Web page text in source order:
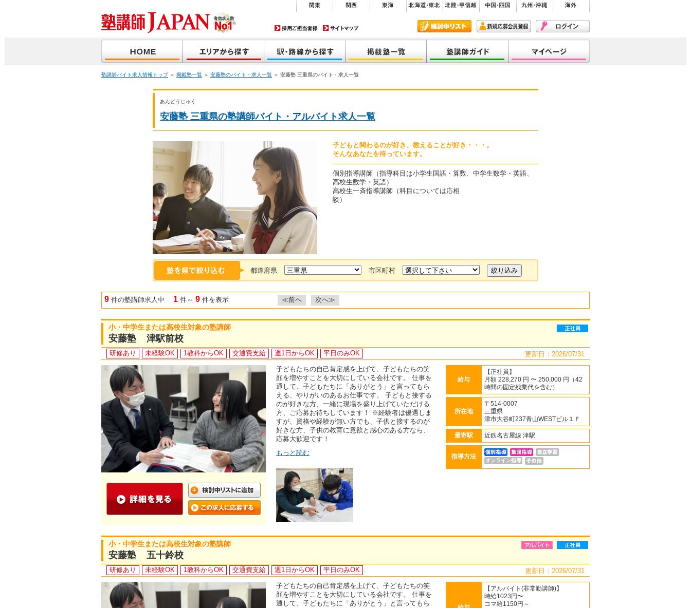
塾講師バイト求人情報トップ＞ 掲載塾一覧 ＞ 安藤塾のバイト・求人一覧 ＞ 安藤塾 三重県のバイト・求人一覧
あんどうじゅく
安藤塾 三重県の塾講師バイト・アルバイト求人一覧
子どもと関わるのが好き、教えることが好き・・・。
そんなあなたを待っています。
個別指導講師（指導科目は小学生国語・算数、中学生数学・英語、
高校生数学・英語）
高校生一斉指導講師（科目については応相
談）
都道府県 市区町村
9 件の塾講師求人中 1 件～ 9 件を表示 ≪前へ 次へ≫
小・中学生または高校生対象の塾講師
安藤塾 津駅前校
研修あり 未経験OK 1教科からOK 交通費支給 週1日からOK 平日のみOK
更新日：2026/07/31
子どもたちの自己肯定感を上げて、子どもたちの笑
顔を増やすことを大切にしている会社です。 仕事を
通して、子どもたちに「ありがとう」と言ってもら
える、やりがいのあるお仕事です。 子どもと接する
のが好きな方、一緒に現場を盛り上げていただける
方、ご応募お待ちしています！ ※経験者は優遇しま
すが、資格や経験が無い方でも、子供と接するのが
好きな方、子供の教育に意欲と感心のある方なら、
応募大歓迎です！
もっと読む
給与
【正社員】
月額 228,270 円 〜 250,000 円（42
時間の固定残業代を含む）
所在地
〒514-0007
三重県
津市大谷町237青山WESTビル１Ｆ
最寄駅 近鉄名古屋線 津駅
指導方法
オンライン指導
小・中学生または高校生対象の塾講師
安藤塾 五十鈴校
研修あり 未経験OK 1教科からOK 交通費支給 週1日からOK 平日のみOK
更新日：2026/07/31
子どもたちの自己肯定感を上げて、子どもたちの笑
顔を増やすことを大切にしている会社です。 仕事を
通して、子どもたちに「ありがとう」と言ってもら
【アルバイト(非常勤講師)】
時給1023円〜
コマ給1150円～